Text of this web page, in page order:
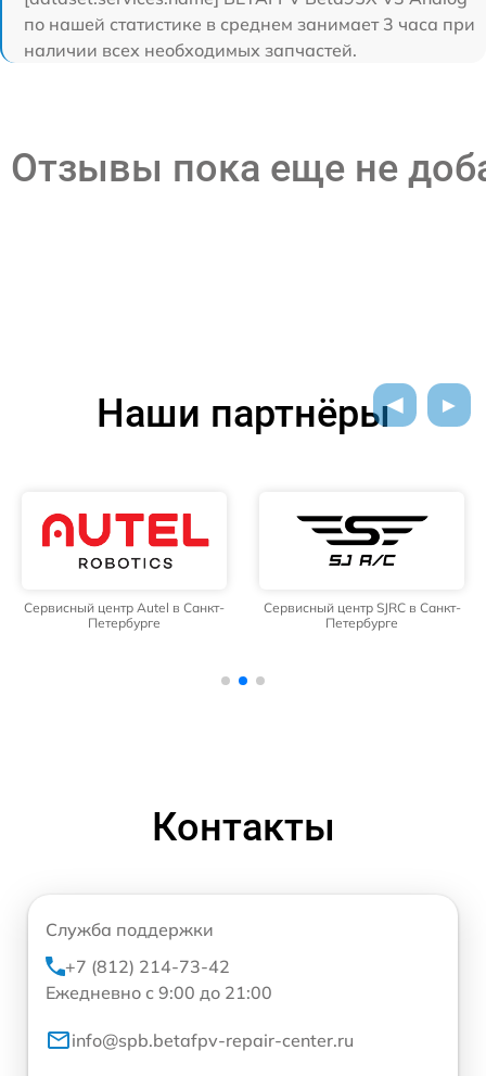
по нашей статистике в среднем занимает 3 часа при
наличии всех необходимых запчастей.
Отзывы пока еще не
Наши партнёры
Сервисный центр Autel в Санкт-
Петербурге
Сервисный центр SJRC в Санкт-
Петербурге
Контакты
Служба поддержки
+7 (812) 214-73-42
Ежедневно с 9:00 до 21:00
info@spb.betafpv-repair-center.ru